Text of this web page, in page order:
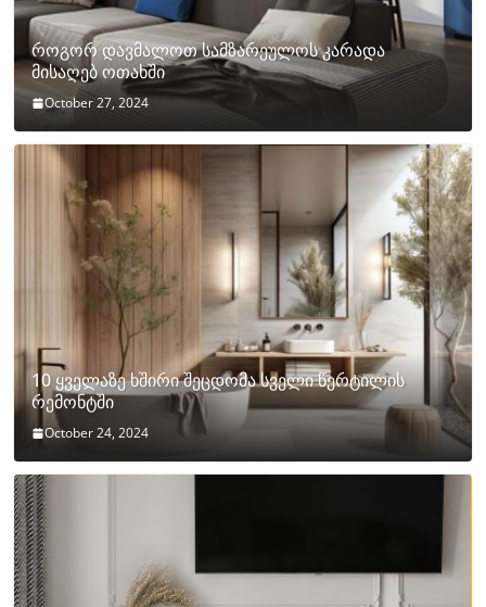
როგორ დავმალოთ სამზარეულოს კარადა
მისაღებ ოთახში
October 27, 2024
10 ყველაზე ხშირი შეცდომა სველი წერტილის
რემონტში
October 24, 2024